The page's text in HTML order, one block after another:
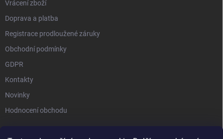
Vrácení zboží
Doprava a platba
Registrace prodloužené záruky
Obchodní podmínky
GDPR
Kontakty
Novinky
Hodnocení obchodu